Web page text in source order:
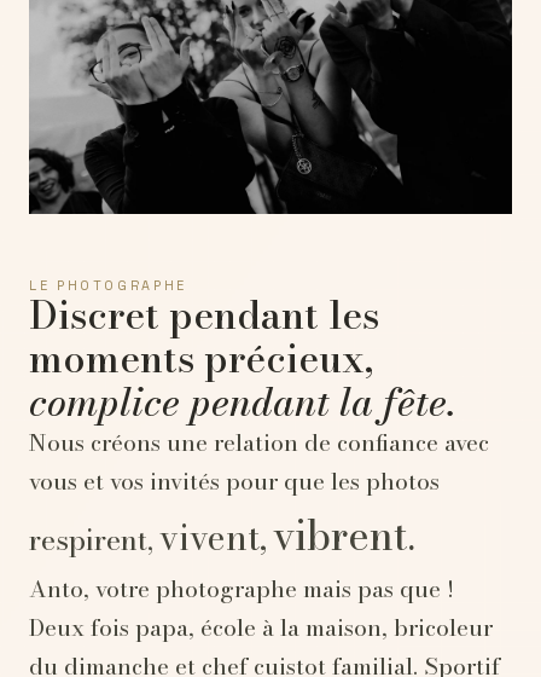
LE PHOTOGRAPHE
Discret pendant les
moments précieux,
complice pendant la fête.
Nous créons une relation de confiance avec
vous et vos invités pour que les photos
respirent,vivent,vibrent.
Anto, votre photographe mais pas que !
Deux fois papa, école à la maison, bricoleur
du dimanche et chef cuistot familial. Sportif